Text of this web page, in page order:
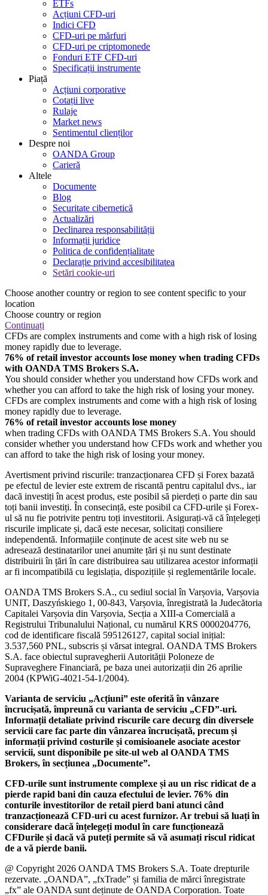
ETFs
Acțiuni CFD-uri
Indici CFD
CFD-uri pe mărfuri
CFD-uri pe criptomonede
Fonduri ETF CFD-uri
Specificații instrumente
Piață
Acțiuni corporative
Cotații live
Rulaje
Market news
Sentimentul clienților
Despre noi
OANDA Group
Carieră
Altele
Documente
Blog
Securitate cibernetică
Actualizări
Declinarea responsabilității
Informații juridice
Politica de confidențialitate
Declarație privind accesibilitatea
Setări cookie-uri
Choose another country or region to see content specific to your
location
Choose country or region
Continuați
CFDs are complex instruments and come with a high risk of losing
money rapidly due to leverage.
76% of retail investor accounts lose money when trading CFDs
with OANDA TMS Brokers S.A.
You should consider whether you understand how CFDs work and
whether you can afford to take the high risk of losing your money.
CFDs are complex instruments and come with a high risk of losing
money rapidly due to leverage.
76% of retail investor accounts lose money
when trading CFDs with OANDA TMS Brokers S.A. You should
consider whether you understand how CFDs work and whether you
can afford to take the high risk of losing your money.
Avertisment privind riscurile: tranzacționarea CFD și Forex bazată
pe efectul de levier este extrem de riscantă pentru capitalul dvs., iar
dacă investiți în acest produs, este posibil să pierdeți o parte din sau
toți banii investiți. În consecință, este posibil ca CFD-urile și Forex-
ul să nu fie potrivite pentru toți investitorii. Asigurați-vă că înțelegeți
riscurile implicate și, dacă este necesar, solicitați consiliere
independentă. Informațiile conținute de acest site web nu se
adresează destinatarilor unei anumite țări și nu sunt destinate
distribuirii în țări în care distribuirea sau utilizarea acestor informații
ar fi incompatibilă cu legislația, dispozițiile și reglementările locale.
OANDA TMS Brokers S.A., cu sediul social în Varșovia, Varșovia
UNIT, Daszyńskiego 1, 00-843, Varșovia, înregistrată la Judecătoria
Capitalei Varșovia din Varșovia, Secția a XIII-a Comercială a
Registrului Tribunalului Național, cu numărul KRS 0000204776,
cod de identificare fiscală 595126127, capital social inițial:
3.537,560 PNL, subscris și vărsat integral. OANDA TMS Brokers
S.A. face obiectul supravegherii Autorității Poloneze de
Supraveghere Financiară, pe baza unei autorizații din 26 aprilie
2004 (KPWiG-4021-54-1/2004).
Varianta de serviciu „Acțiuni” este oferită în vânzare
încrucișată, împreună cu varianta de serviciu „CFD”-uri.
Informații detaliate privind riscurile care decurg din diversele
servicii care fac parte din vânzarea încrucișată, precum și
informații privind costurile și comisioanele asociate acestor
servicii, sunt disponibile pe site-ul web al OANDA TMS
Brokers, în secțiunea „Documente”.
CFD-urile sunt instrumente complexe și au un risc ridicat de a
pierde rapid bani din cauza efectului de levier. 76% din
conturile investitorilor de retail pierd bani atunci când
tranzacționează CFD-uri cu acest furnizor. Ar trebui să luați în
considerare dacă înțelegeți modul în care funcționează
CFDurile și dacă vă puteți permite să vă asumați riscul ridicat
de a vă pierde banii.
@ Copyright 2026 OANDA TMS Brokers S.A. Toate drepturile
rezervate. „OANDA”, „fxTrade” și familia de mărci înregistrate
„fx” ale OANDA sunt deținute de OANDA Corporation. Toate